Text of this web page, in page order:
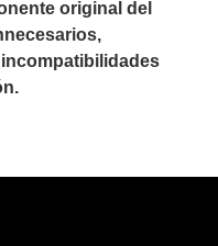
original del